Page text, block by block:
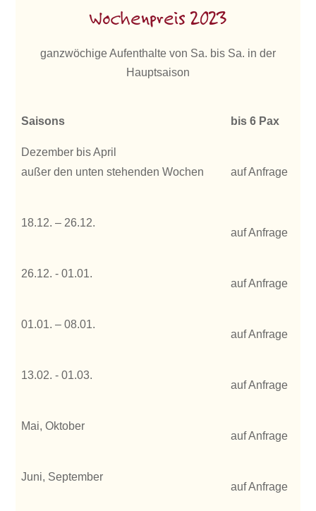
Wochenpreis 2023
ganzwöchige Aufenthalte von Sa. bis Sa. in der
Hauptsaison
Saisons bis 6 Pax
Dezember bis April
außer den unten stehenden Wochen
auf Anfrage
18.12. – 26.12.
auf Anfrage
26.12. - 01.01.
auf Anfrage
01.01. – 08.01.
auf Anfrage
13.02. - 01.03.
auf Anfrage
Mai, Oktober
auf Anfrage
Juni, September
auf Anfrage